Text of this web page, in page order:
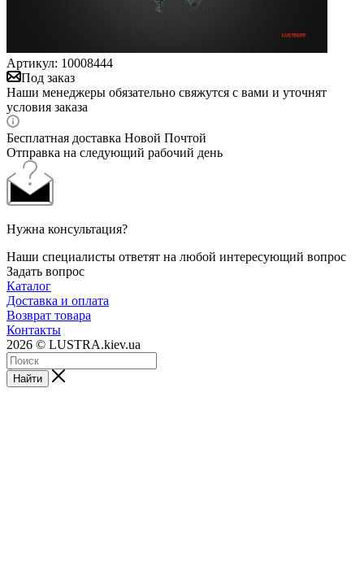
Артикул: 10008444
Под заказ
Наши менеджеры обязательно свяжутся с вами и уточнят
условия заказа
Бесплатная доставка Новой Почтой
Отправка на следующий рабочий день
Нужна консультация?
Наши специалисты ответят на любой интересующий вопрос
Задать вопрос
Каталог
Доставка и оплата
Возврат товара
Контакты
2026 © LUSTRA.kiev.ua
Найти